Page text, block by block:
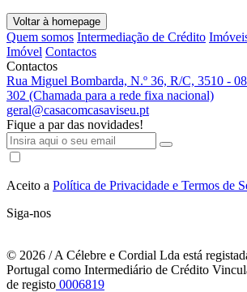
Voltar à homepage
Quem somos Intermediação de Crédito
Imóvel Contactos
Contactos
Rua Miguel Bombarda, N.º 36, R/C, 3510 -
302 (Chamada para a rede fixa nacional)
geral@casacomcasaviseu.pt
Fique a par das novidades!
Aceito a Política de Privacidade e Termos de
Siga-nos
© 2026 / A Célebre e Cordial Lda está
Portugal como Intermediário de Crédito
de registo 0006819